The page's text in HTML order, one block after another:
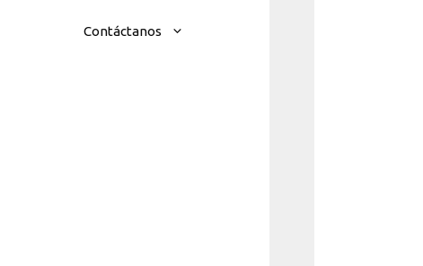
Contáctanos